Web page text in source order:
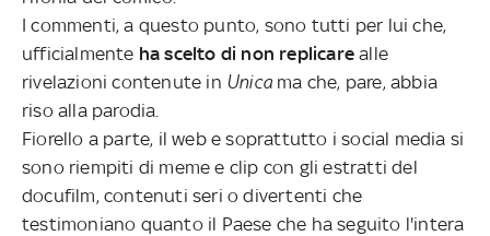
I commenti, a questo punto, sono tutti per lui che,
ufficialmente ha scelto di non replicare alle
rivelazioni contenute in Unicama che, pare, abbia
riso alla parodia.
Fiorello a parte, il web e soprattutto i social media si
sono riempiti di meme e clip con gli estratti del
docufilm, contenuti seri o divertenti che
testimoniano quanto il Paese che ha seguito l'intera